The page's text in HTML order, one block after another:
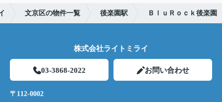
文京区の物件一覧 後楽園駅 ＢｌｕＲｏｃｋ後楽園
株式会社ライトミライ
03-3868-2022 お問い合わせ
〒112-0002